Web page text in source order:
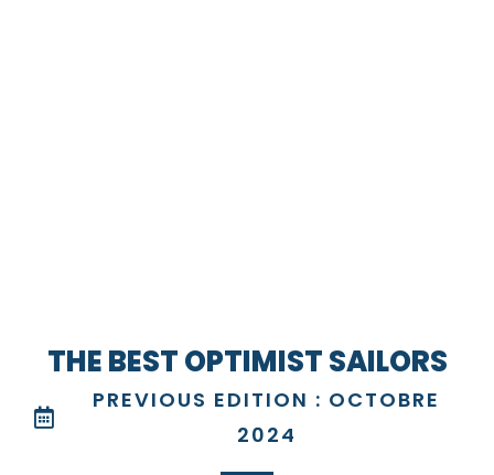
THE BEST OPTIMIST SAILORS
PREVIOUS EDITION : OCTOBRE
2024